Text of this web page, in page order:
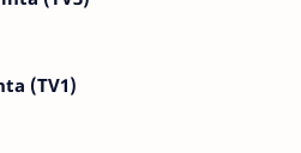
(TV1)